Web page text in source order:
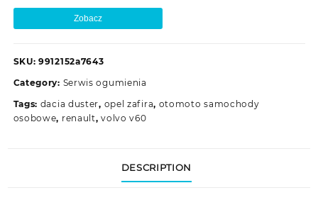
Zobacz
SKU: 9912152a7643
Category: Serwis ogumienia
Tags: dacia duster, opel zafira, otomoto samochody
osobowe, renault,volvo v60
DESCRIPTION